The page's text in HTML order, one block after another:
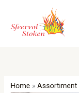
inhoud
Home »Assortiment